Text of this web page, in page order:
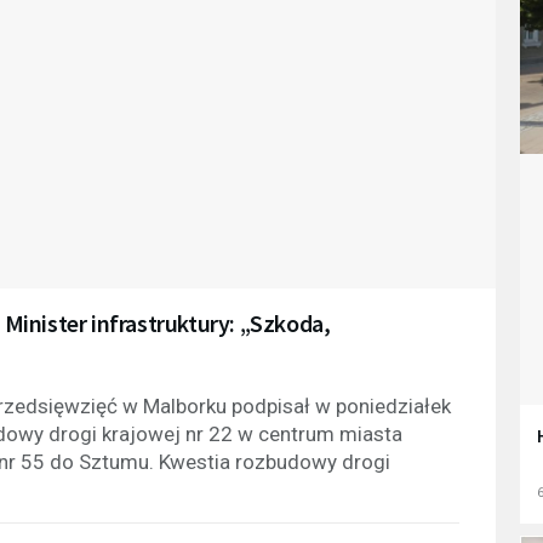
infrastruktury: „Szkoda,
w Malborku podpisał w poniedziałek
drogi krajowej nr 22 w centrum miasta
55 do Sztumu. Kwestia rozbudowy drogi